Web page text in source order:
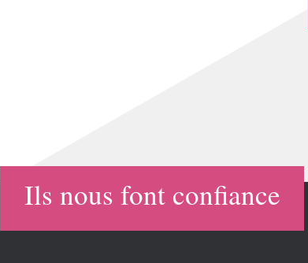
Ils nous font confiance